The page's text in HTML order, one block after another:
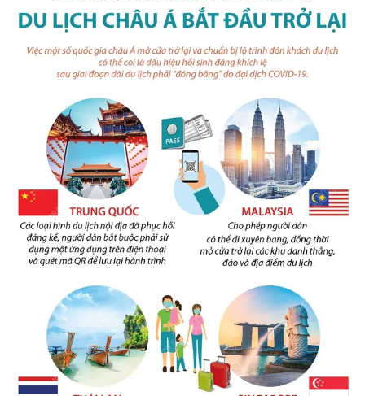
Hitech Công nghệ tương lai
Sản phẩm
Thị trường
Giao lưu trực tuyến
Lịch phát sóng
Chuyên mục khác
Emagazine Podcast
Photo Infographic
Video Shorts video
VTV Money VTV Thể thao
VTV Sức khoẻ Bất động sản